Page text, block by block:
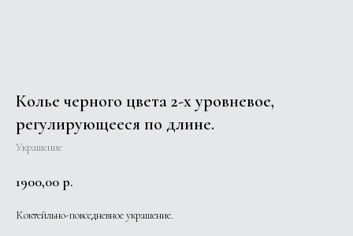
Колье черного цвета 2-х уровневое,
регулирующееся по длине.
Украшение
1900,00 р.
Коктейльно-повседневное украшение.